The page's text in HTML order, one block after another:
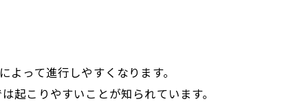
よって進行しやすくなります。
起こりやすいことが知られています。